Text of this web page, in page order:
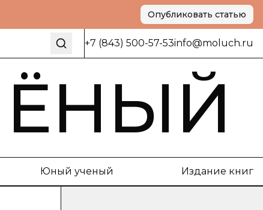
Опубликовать статью
+7 (843) 500-57-53info@moluch.ru
Юный ученый Издание книг